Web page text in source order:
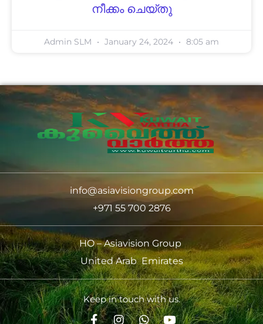
നീക്കം ചെയ്തു
Admin SLM January 24, 2024 8:05 am
info@asiavisiongroup.com
+971 55 700 2876
HO – Asiavision Group
United Arab Emirates
Keep in touch with us.